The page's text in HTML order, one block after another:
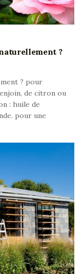
?
? pour
de citron ou
: huile de
pour une